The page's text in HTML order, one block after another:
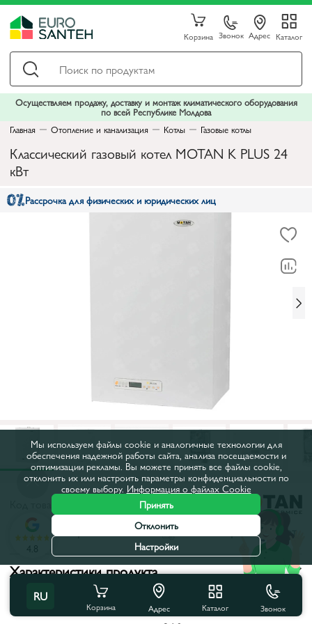
Корзина Звонок Адрес Каталог
Осуществляем продажу, доставку и монтаж климатического оборудования
по всей Республике Молдова
Главная
Отопление и канализация Котлы Газовые котлы
Классический газовый котел MOTAN K PLUS 24
кВт
Рассрочка для физических и юридических лиц
Все характеристики
С этим товаром покупают
Характеристики продукта
Тип:
Конвекционные
RU
Корзина Адрес Каталог Звонок
4.8
Мы используем файлы cookie и аналогичные технологии для
обеспечения надежной работы сайта, анализа посещаемости и
оптимизации рекламы. Вы можете принять все файлы cookie,
отклонить их или настроить параметры конфиденциальности по
своему выбору. Информация о файлах Cookie
Принять
Отклонить
Настройки